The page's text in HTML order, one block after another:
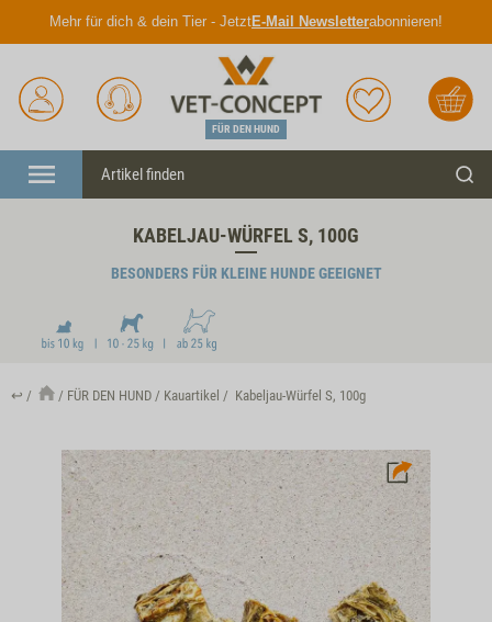
Mehr für dich & dein Tier - JetztE-Mail Newsletterabonnieren!
Anmelden
Unser
Service
FÜR DEN HUND
Merkliste Warenkorb
Menü
KABELJAU-WÜRFEL S, 100G
BESONDERS FÜR KLEINE HUNDE GEEIGNET
↩ FÜR DEN HUND Kauartikel Kabeljau-Würfel S, 100g